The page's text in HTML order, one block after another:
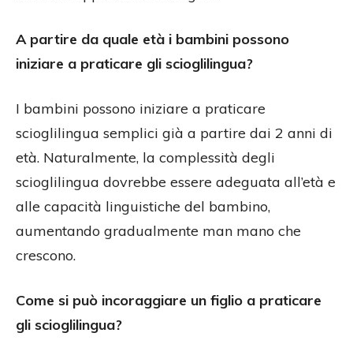
A partire da quale età i bambini possono
iniziare a praticare gli scioglilingua?
I bambini possono iniziare a praticare
scioglilingua semplici già a partire dai 2 anni di
età. Naturalmente, la complessità degli
scioglilingua dovrebbe essere adeguata all’età e
alle capacità linguistiche del bambino,
aumentando gradualmente man mano che
crescono.
Come si può incoraggiare un figlio a praticare
gli scioglilingua?